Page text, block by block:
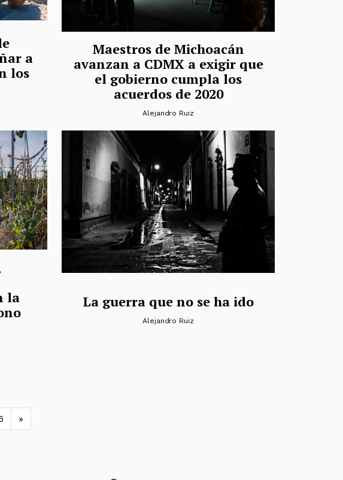
a
los
Maestros de Michoacán
avanzan a CDMX a exigir que
el gobierno cumpla los
acuerdos de 2020
Alejandro Ruiz
la
La guerra que no se ha ido
Alejandro Ruiz
»